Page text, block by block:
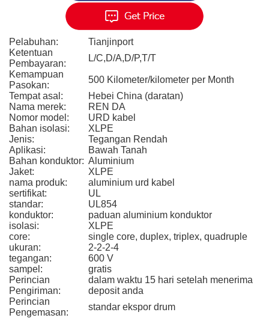
Pelabuhan:
Tianjinport
Ketentuan
Pembayaran:
L/C,D/A,D/P,T/T
Kemampuan
Pasokan:
500 Kilometer/kilometer per Month
Tempat asal:
Hebei China (daratan)
Nama merek:
REN DA
Nomor model:
URD kabel
Bahan isolasi:
XLPE
Jenis:
Tegangan Rendah
Aplikasi:
Bawah Tanah
Bahan konduktor: Aluminium
Jaket:
XLPE
nama produk:
aluminium urd kabel
sertifikat:
UL
standar:
UL854
konduktor:
paduan aluminium konduktor
isolasi:
XLPE
core:
single core, duplex, triplex, quadruple
ukuran:
2-2-2-4
tegangan:
600 V
sampel:
gratis
Perincian
Pengiriman:
dalam waktu 15 hari setelah menerima
deposit anda
Perincian
Pengemasan:
standar ekspor drum